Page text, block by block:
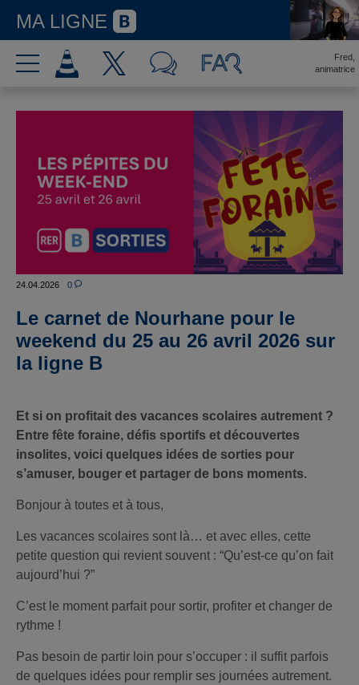
MA LIGNE
Fred,
animatrice
24.04.2026 0
Le carnet de Nourhane pour le
weekend du 25 au 26 avril 2026 sur
la ligne B
Et si on profitait des vacances scolaires autrement ?
Entre fête foraine, défis sportifs et découvertes
insolites, voici quelques idées de sorties pour
s’amuser, bouger et partager de bons moments.
Bonjour à toutes et à tous,
Les vacances scolaires sont là… et avec elles, cette
petite question qui revient souvent : “Qu’est-ce qu’on fait
aujourd’hui ?”
C’est le moment parfait pour sortir, profiter et changer de
rythme !
Pas besoin de partir loin pour s’occuper : il suffit parfois
de quelques idées pour remplir ses journées autrement.